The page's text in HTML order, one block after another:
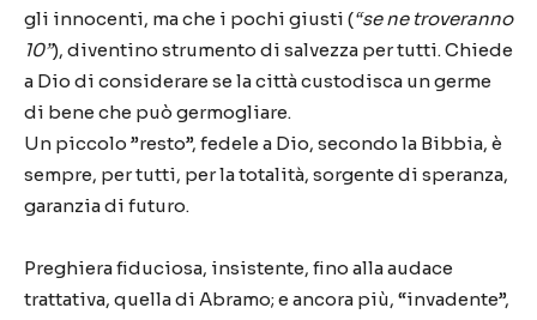
gli innocenti, ma che i pochi giusti (“se ne troveranno
10”), diventino strumento di salvezza per tutti. Chiede
a Dio di considerare se la città custodisca un germe
di bene che può germogliare.
Un piccolo ”resto”, fedele a Dio, secondo la Bibbia, è
sempre, per tutti, per la totalità, sorgente di speranza,
garanzia di futuro.
Preghiera fiduciosa, insistente, fino alla audace
trattativa, quella di Abramo; e ancora più, “invadente”,